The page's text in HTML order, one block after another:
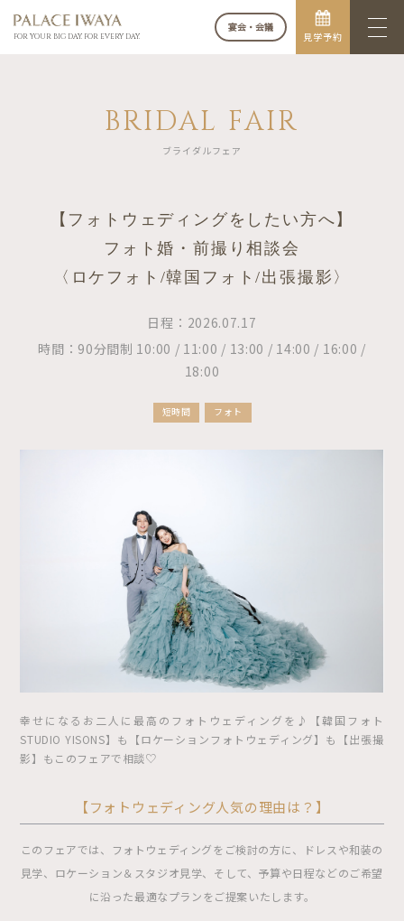
FOR YOUR BIG DAY. FOR EVERY DAY.
宴会・会議
見学予約
BRIDAL FAIR
ブライダルフェア
【フォトウェディングをしたい方へ】
フォト婚・前撮り相談会
〈ロケフォト/韓国フォト/出張撮影〉
日程：2026.07.17
時間：90分間制 10:00 / 11:00 / 13:00 / 14:00 / 16:00 /
18:00
短時間 フォト
幸せになるお二人に最高のフォトウェディングを♪【韓国フォト
STUDIO YISONS】も【ロケーションフォトウェディング】も【出張撮
影】もこのフェアで相談♡
【フォトウェディング人気の理由は？】
このフェアでは、フォトウェディングをご検討の方に、ドレスや和装の
見学、ロケーション＆スタジオ見学、そして、予算や日程などのご希望
に沿った最適なプランをご提案いたします。